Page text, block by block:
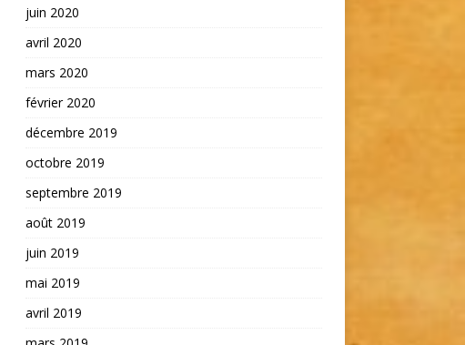
juin 2020
avril 2020
mars 2020
février 2020
décembre 2019
octobre 2019
septembre 2019
août 2019
juin 2019
mai 2019
avril 2019